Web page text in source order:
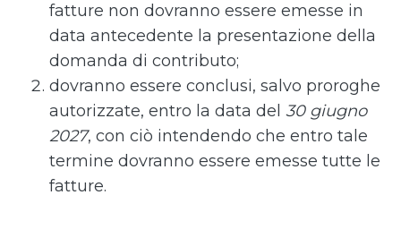
fatture non dovranno essere emesse in
data antecedente la presentazione della
domanda di contributo;
dovranno essere conclusi, salvo proroghe
autorizzate, entro la data del 30 giugno
2027, con ciò intendendo che entro tale
termine dovranno essere emesse tutte le
fatture.